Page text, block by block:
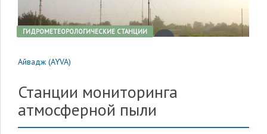
ГИДРОМЕТЕОРОЛОГИЧЕСКИЕ СТАНЦИИ
Айвадж (AYVA)
Станции мониторинга
атмосферной пыли